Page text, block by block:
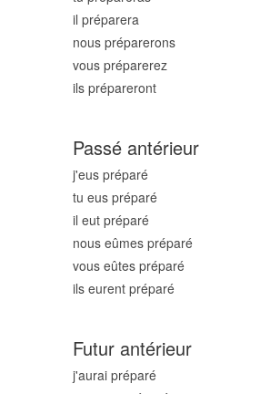
il préparera
nous préparerons
vous préparerez
ils prépareront
Passé antérieur
j'eus préparé
tu eus préparé
il eut préparé
nous eûmes préparé
vous eûtes préparé
ils eurent préparé
Futur antérieur
j'aurai préparé